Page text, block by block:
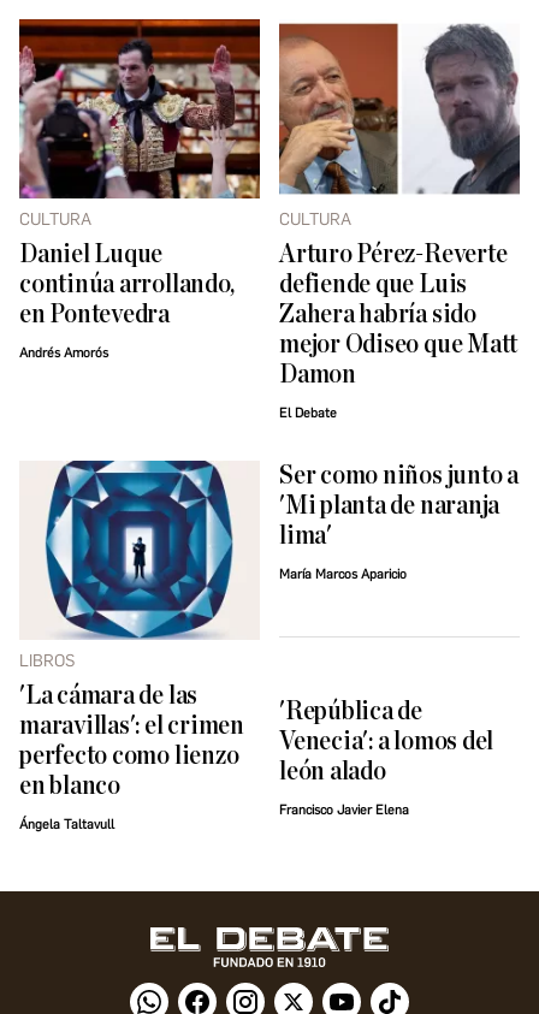
CULTURA
Daniel Luque
continúa arrollando,
en Pontevedra
Andrés Amorós
CULTURA
Arturo Pérez-Reverte
defiende que Luis
Zahera habría sido
mejor Odiseo que Matt
Damon
El Debate
LIBROS
'La cámara de las
maravillas': el crimen
perfecto como lienzo
en blanco
Ángela Taltavull
Ser como niños junto a
'Mi planta de naranja
lima'
María Marcos Aparicio
'República de
Venecia': a lomos del
león alado
Francisco Javier Elena